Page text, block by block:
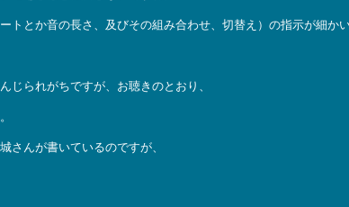
トとか音の長さ、及びその組み合わせ、切替え）の指示が細か
じられがちですが、お聴きのとおり、
さんが書いているのですが、